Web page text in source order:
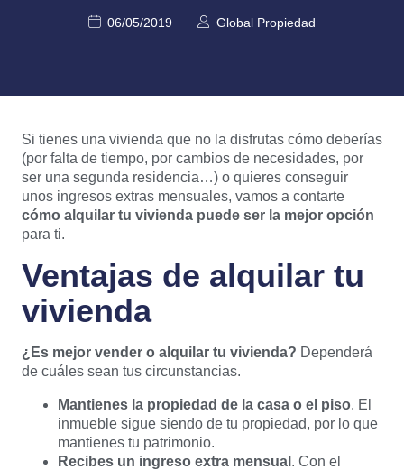
06/05/2019 Global Propiedad
Si tienes una vivienda que no la disfrutas cómo deberías
(por falta de tiempo, por cambios de necesidades, por
ser una segunda residencia…) o quieres conseguir
unos ingresos extras mensuales, vamos a contarte
cómo alquilar tu vivienda puede ser la mejor opción
para ti.
Ventajas de alquilar tu
vivienda
¿Es mejor vender o alquilar tu vivienda? Dependerá
de cuáles sean tus circunstancias.
Mantienes la propiedad de la casa o el piso. El
inmueble sigue siendo de tu propiedad, por lo que
mantienes tu patrimonio.
Recibes un ingreso extra mensual . Con el